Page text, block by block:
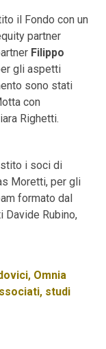
il Fondo con un
partner
Filippo
gli aspetti
sono stati
con
Righetti.
i soci di
Moretti, per gli
formato dal
Davide Rubino,
, Omnia
, studi